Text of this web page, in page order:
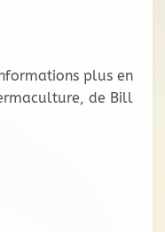
plus en
de Bill